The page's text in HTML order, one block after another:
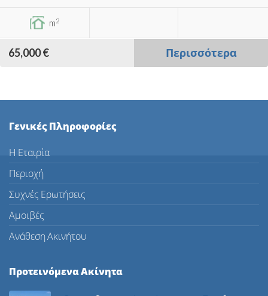
m2
65,000 € Περισσότερα
Γενικές Πληροφορίες
Η Εταιρία
Περιοχή
Συχνές Ερωτήσεις
Αμοιβές
Ανάθεση Ακινήτου
Προτεινόμενα Ακίνητα